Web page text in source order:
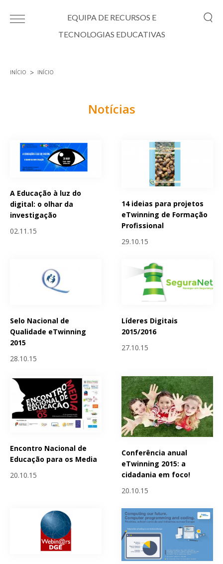
EQUIPA DE RECURSOS E
TECNOLOGIAS EDUCATIVAS
INÍCIO INÍCIO
Notícias
A Educação à luz do
digital: o olhar da
investigação
02.11.15
14 ideias para projetos
eTwinning de Formação
Profissional
29.10.15
Selo Nacional de
Qualidade eTwinning
2015
28.10.15
Líderes Digitais
2015/2016
27.10.15
Encontro Nacional de
Educação para os Media
20.10.15
Conferência anual
eTwinning 2015: a
cidadania em foco!
20.10.15
Páginas